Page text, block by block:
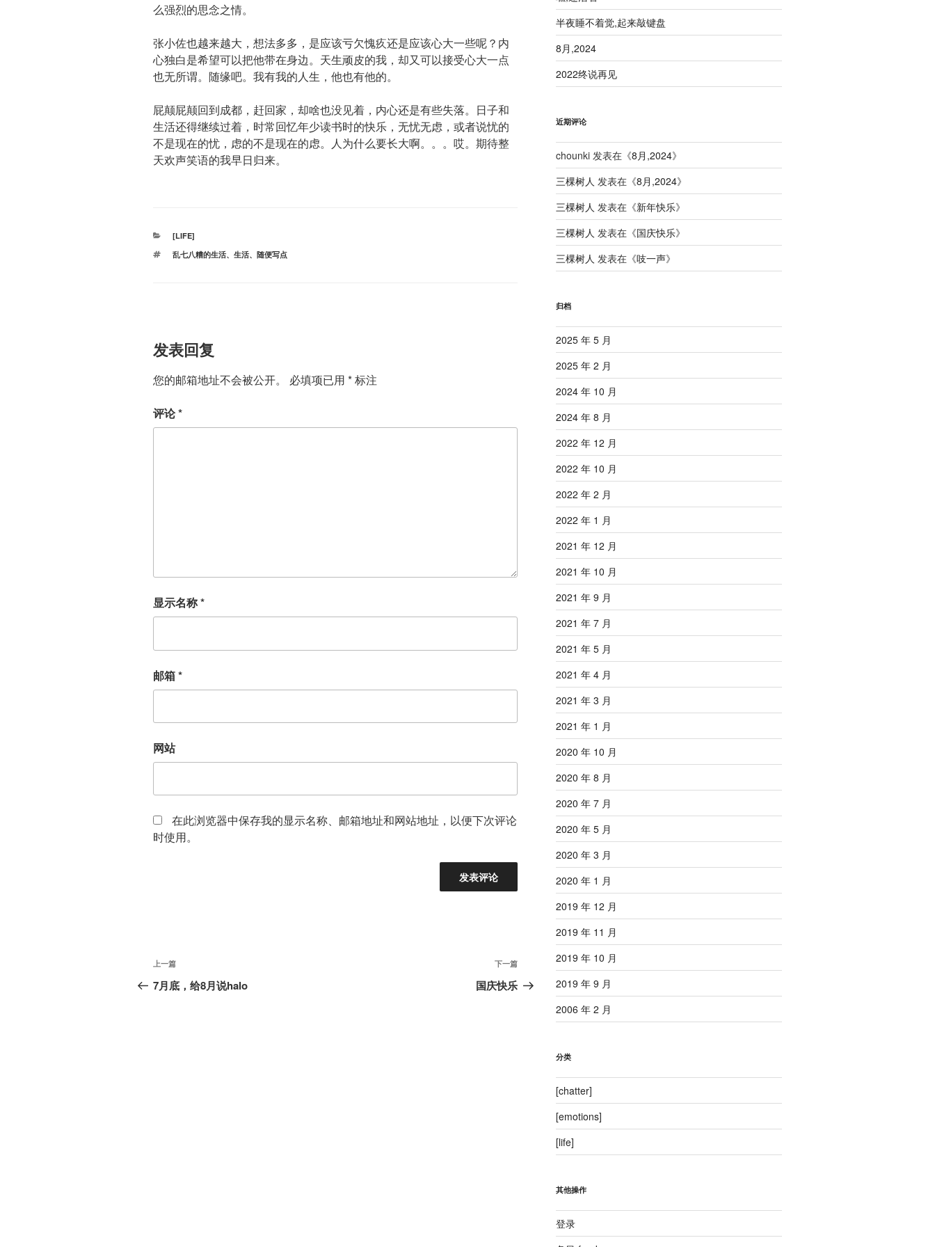
么强烈的思念之情。
张小佐也越来越大，想法多多，是应该亏欠愧疚还是应该心大一些呢？内
心独白是希望可以把他带在身边。天生顽皮的我，却又可以接受心大一点
也无所谓。随缘吧。我有我的人生，他也有他的。
屁颠屁颠回到成都，赶回家，却啥也没见着，内心还是有些失落。日子和
生活还得继续过着，时常回忆年少读书时的快乐，无忧无虑，或者说忧的
不是现在的忧，虑的不是现在的虑。人为什么要长大啊。。。哎。期待整
天欢声笑语的我早日归来。
分
[LIFE]
标
乱七八糟的生活、 生活、 随便写点
发表回复
您的邮箱地址不会被公开。 必填项已用 *标注
评论*
显示名称*
邮箱*
网站
在此浏览器中保存我的显示名称、邮箱地址和网站地址，以便下次评论
时使用。
文
章
上
一
上一篇
7月底，给8月说halo
下
一
下一篇
国庆快乐
半夜睡不着觉,起来敲键盘
8月,2024
2022终说再见
近期评论
chounki发表在《8月,2024》
三棵树人 发表在《8月,2024》
三棵树人 发表在《新年快乐》
三棵树人 发表在《国庆快乐》
三棵树人 发表在《吱一声》
归档
2025 年 5 月
2025 年 2 月
2024 年 10 月
2024 年 8 月
2022 年 12 月
2022 年 10 月
2022 年 2 月
2022 年 1 月
2021 年 12 月
2021 年 10 月
2021 年 9 月
2021 年 7 月
2021 年 5 月
2021 年 4 月
2021 年 3 月
2021 年 1 月
2020 年 10 月
2020 年 8 月
2020 年 7 月
2020 年 5 月
2020 年 3 月
2020 年 1 月
2019 年 12 月
2019 年 11 月
2019 年 10 月
2019 年 9 月
2006 年 2 月
分类
[chatter]
[emotions]
[life]
其他操作
登录